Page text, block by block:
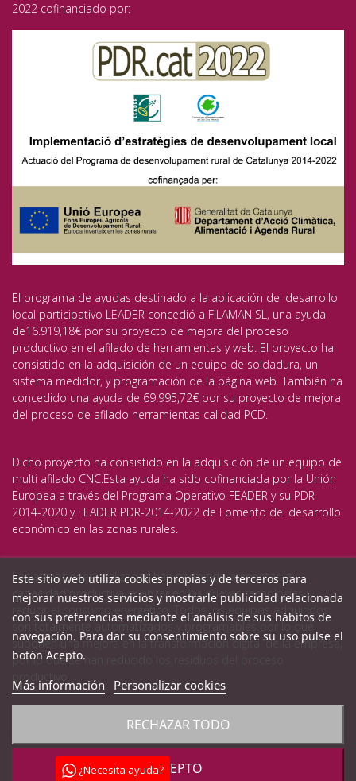
Este sitio web utiliza cookies propias y de terceros para
mejorar nuestros servicios y mostrarle publicidad relacionada
con sus preferencias mediante el análisis de sus hábitos de
navegación. Para dar su consentimiento sobre su uso pulse el
botón Acepto.
Más información Personalizar cookies
RECHAZAR TODO
ACEPTO
2022 cofinanciado por:
El programa de ayudas destinado a la aplicación del desarrollo
local participativo LEADER concedió a FILAMAN SL, una ayuda
de16.919,18€ por su proyecto de mejora del proceso
productivo en el afilado de herramientas y web. El proyecto ha
consistido en la adquisición de un equipo de soldadura, un
sistema medidor, y programación de la página web. También ha
concedido una ayuda de 69.995,72€ por su proyecto de mejora
del proceso de afilado herramientas calidad PCD.
Dicho proyecto ha consistido en la adquisición de un equipo de
multi afilado CNC.Esta ayuda ha sido cofinanciada por la Unión
Europea a través del Programa Operativo FEADER y su PDR-
2014-2020 y FEADER PDR-2014-2022 de Fomento del desarrollo
económico en las zonas rurales.
Las actuaciones realizadas han permitido aumentar la
capacidad productiva, avanzar en las nuevas tecnologías y
reducir el consumo energético. Todos los equipos adquiridos
son totalmente automatizados y programables por lo que
suponen una mejora en la transformación digital de la empresa,
por lo que se han reducido los residuos del proceso
Copyright ©2024 Filaman. Todos los derechos reservados
¿Necesita ayuda?